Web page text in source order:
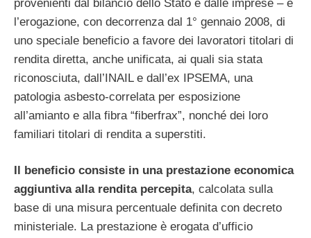
provenienti dal bilancio dello Stato e dalle imprese – è
l’erogazione, con decorrenza dal 1° gennaio 2008, di
uno speciale beneficio a favore dei lavoratori titolari di
rendita diretta, anche unificata, ai quali sia stata
riconosciuta, dall’INAIL e dall’ex IPSEMA, una
patologia asbesto-correlata per esposizione
all’amianto e alla fibra “fiberfrax”, nonché dei loro
familiari titolari di rendita a superstiti.
Il beneficio consiste in una prestazione economica
aggiuntiva alla rendita percepita, calcolata sulla
base di una misura percentuale definita con decreto
ministeriale. La prestazione è erogata d’ufficio